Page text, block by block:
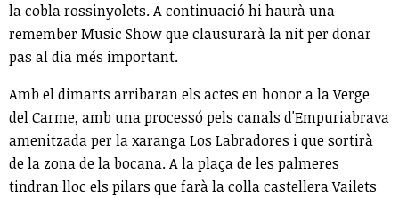
la cobla rossinyolets. A continuació hi haurà una
remember Music Show que clausurarà la nit per donar
pas al dia més important.
Amb el dimarts arribaran els actes en honor a la Verge
del Carme, amb una processó pels canals d'Empuriabrava
amenitzada per la xaranga Los Labradores i que sortirà
de la zona de la bocana. A la plaça de les palmeres
tindran lloc els pilars que farà la colla castellera Vailets